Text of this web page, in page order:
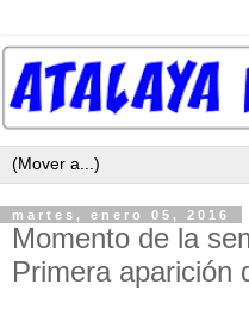
martes, enero 05, 2016
Momento de la
Primera aparición